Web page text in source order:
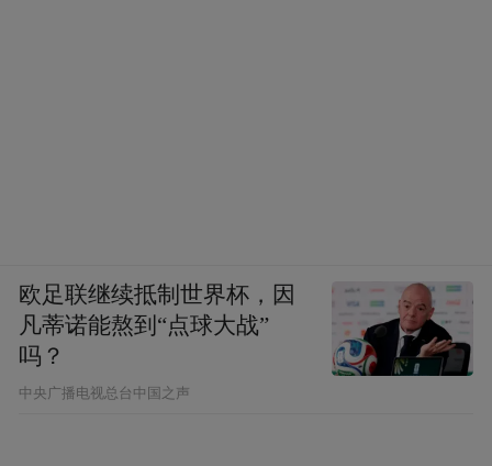
欧足联继续抵制世界杯，因
凡蒂诺能熬到“点球大战”
吗？
中央广播电视总台中国之声